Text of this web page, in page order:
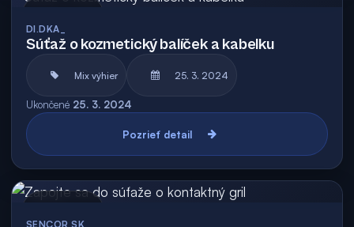
DI.DKA_
Súťaž o kozmetický balíček a kabelku
Mix výhier 25. 3. 2024
Ukončené 25. 3. 2024
Pozrieť detail
SENCOR SK